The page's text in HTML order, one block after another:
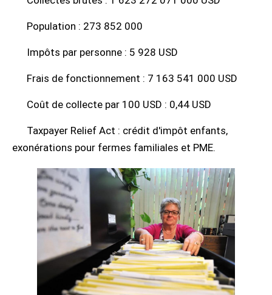
Population : 273 852 000
Impôts par personne : 5 928 USD
Frais de fonctionnement : 7 163 541 000 USD
Coût de collecte par 100 USD : 0,44 USD
Taxpayer Relief Act : crédit d'impôt enfants,
exonérations pour fermes familiales et PME.